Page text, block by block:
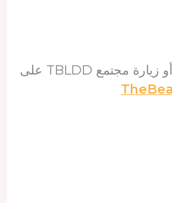
أو زيارة مجتمع TBLDD على